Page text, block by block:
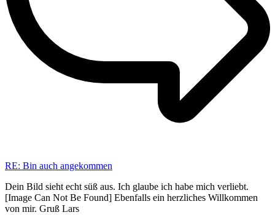
RE: Bin auch angekommen
Dein Bild sieht echt süß aus. Ich glaube ich habe mich verliebt.
[Image Can Not Be Found] Ebenfalls ein herzliches Willkommen
von mir. Gruß Lars